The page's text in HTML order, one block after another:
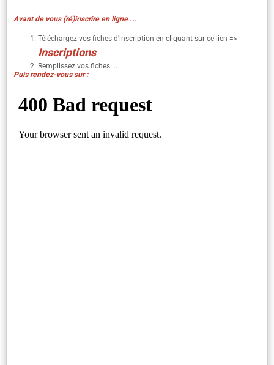
Avant de vous (ré)inscrire en ligne ...
Téléchargez vos fiches d'inscription en cliquant sur ce lien =>
Inscriptions
Remplissez vos fiches ...
Puis rendez-vous sur :